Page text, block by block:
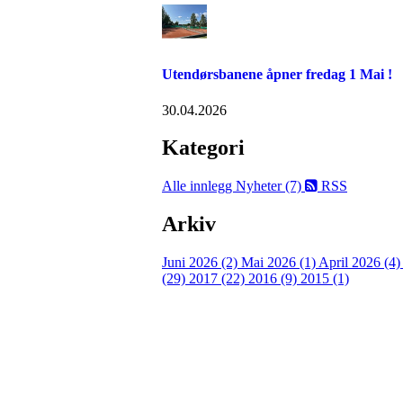
Utendørsbanene åpner fredag 1 Mai !
30.04.2026
Kategori
Alle innlegg Nyheter (7) RSS
Arkiv
Juni 2026 (2) Mai 2026 (1) April 2026 (4)
(29) 2017 (22) 2016 (9) 2015 (1)